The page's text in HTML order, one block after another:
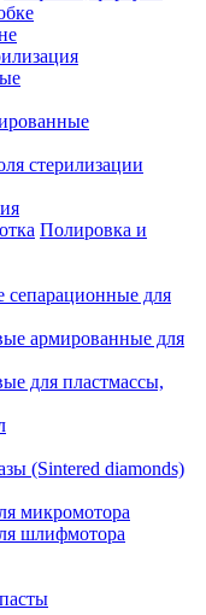
стерилизации
Полировка и
сепарационные для
армированные для
для пластмассы,
(Sintered diamonds)
микромотора
шлифмотора